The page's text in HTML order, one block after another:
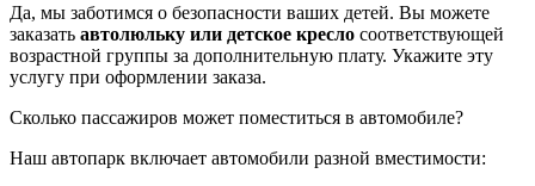
Да, мы заботимся о безопасности ваших детей. Вы можете
заказать автолюльку или детское кресло соответствующей
возрастной группы за дополнительную плату. Укажите эту
услугу при оформлении заказа.
Сколько пассажиров может поместиться в автомобиле?
Наш автопарк включает автомобили разной вместимости: